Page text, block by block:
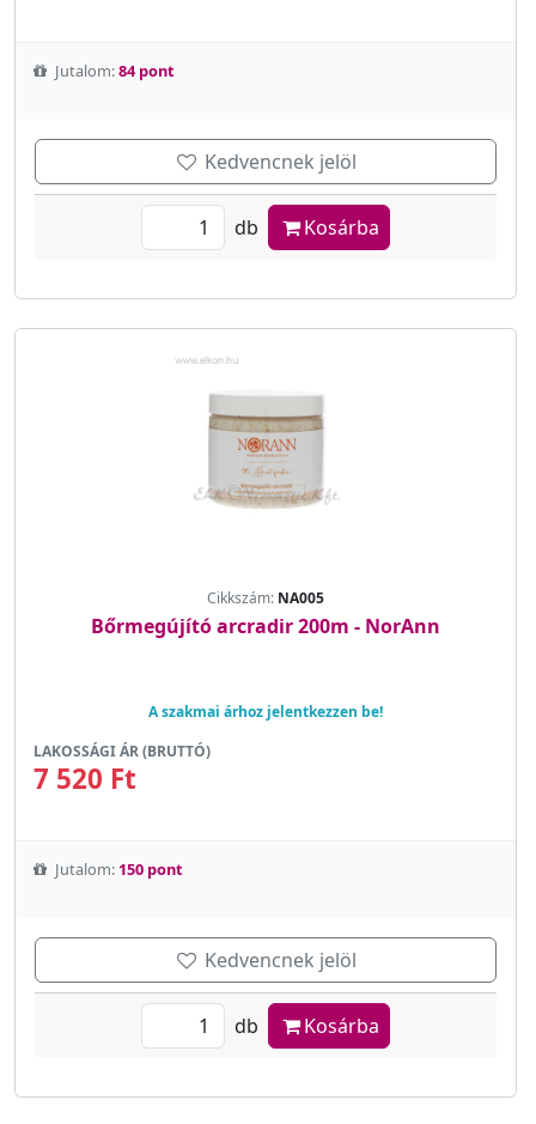
Jutalom:84 pont
Kedvencnek jelöl
db Kosárba
Cikkszám: NA005
Bőrmegújító arcradir 200m - NorAnn
A szakmai árhoz jelentkezzen be!
LAKOSSÁGI ÁR (BRUTTÓ)
7 520 Ft
Jutalom: 150 pont
Kedvencnek jelöl
db Kosárba